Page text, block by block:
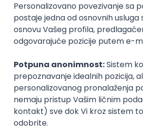
Najnoviji poslovi svakog
inboxu
Prijavi se
Node.js/Nest.JS Developer
(intermediate/senior)
AxiomQ Dionic d.o.o.
Novi Sad